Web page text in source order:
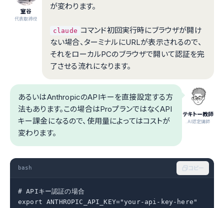
室谷
代表取締役
が変わります。
claude コマンド初回実行時にブラウザが開け
ない場合、ターミナルにURLが表示されるので、
それをローカルPCのブラウザで開いて認証を完
了させる流れになります。
テキトー教師
.AI認定講師
あるいはAnthropicのAPIキーを直接設定する方
法もあります。この場合はProプランではなくAPI
キー課金になるので、使用量によってはコストが
変わります。
bash コピー
# APIキー認証の場合
export ANTHROPIC_API_KEY="your-api-key-here"